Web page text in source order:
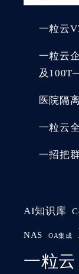
一粒云
一粒云
及
医院隔
一粒云
一招把
AI知识库
NAS OA集成
一粒云